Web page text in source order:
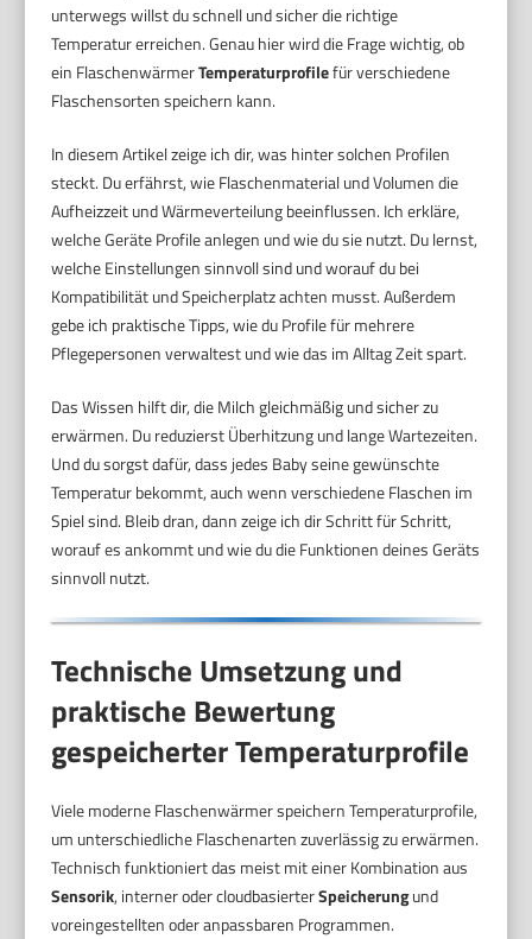
unterwegs willst du schnell und sicher die richtige
Temperatur erreichen. Genau hier wird die Frage wichtig, ob
ein FlaschenwärmerTemperaturprofilefür verschiedene
Flaschensorten speichern kann.
In diesem Artikel zeige ich dir, was hinter solchen Profilen
steckt. Du erfährst, wie Flaschenmaterial und Volumen die
Aufheizzeit und Wärmeverteilung beeinflussen. Ich erkläre,
welche Geräte Profile anlegen und wie du sie nutzt. Du lernst,
welche Einstellungen sinnvoll sind und worauf du bei
Kompatibilität und Speicherplatz achten musst. Außerdem
gebe ich praktische Tipps, wie du Profile für mehrere
Pflegepersonen verwaltest und wie das im Alltag Zeit spart.
Das Wissen hilft dir, die Milch gleichmäßig und sicher zu
erwärmen. Du reduzierst Überhitzung und lange Wartezeiten.
Und du sorgst dafür, dass jedes Baby seine gewünschte
Temperatur bekommt, auch wenn verschiedene Flaschen im
Spiel sind. Bleib dran, dann zeige ich dir Schritt für Schritt,
worauf es ankommt und wie du die Funktionen deines Geräts
sinnvoll nutzt.
Technische Umsetzung und
praktische Bewertung
gespeicherter Temperaturprofile
Viele moderne Flaschenwärmer speichern Temperaturprofile,
um unterschiedliche Flaschenarten zuverlässig zu erwärmen.
Technisch funktioniert das meist mit einer Kombination aus
Sensorik, interner oder cloudbasierterSpeicherungund
voreingestellten oder anpassbaren Programmen.